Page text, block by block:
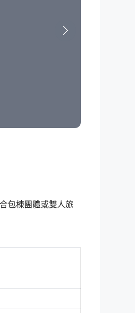
包棟團體或雙人旅